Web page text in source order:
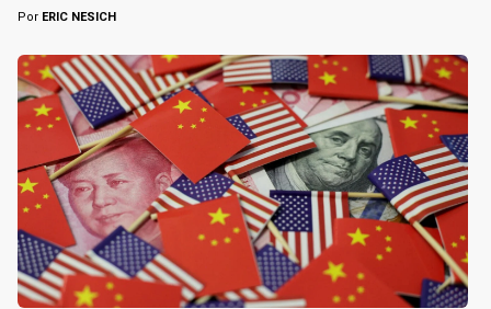
Por ERIC NESICH